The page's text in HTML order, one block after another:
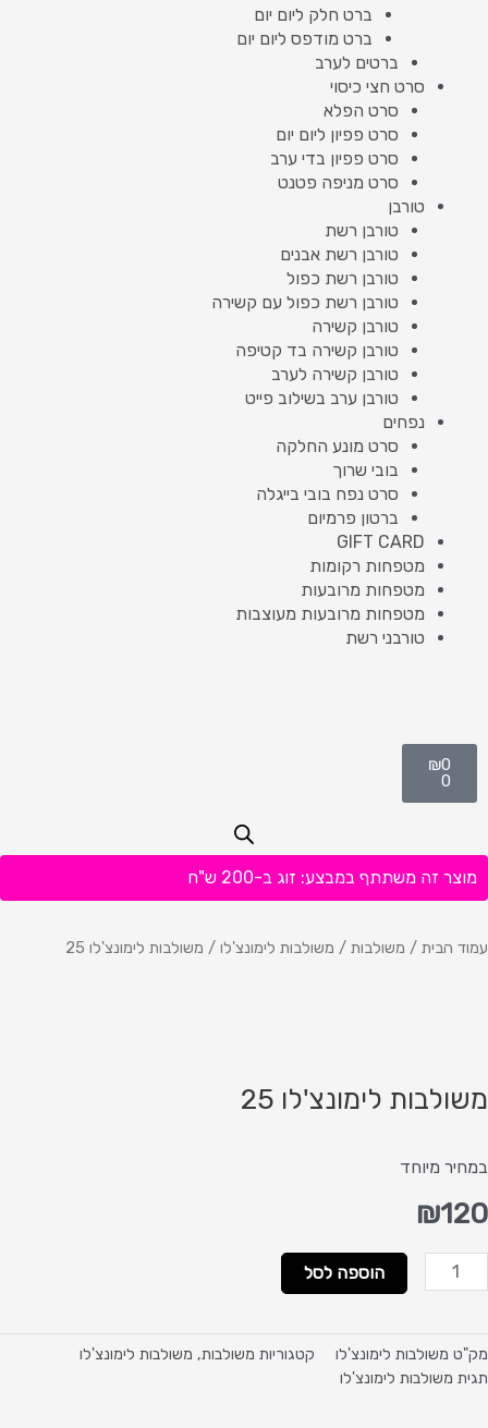
ברט חלק ליום יום
ברט מודפס ליום יום
ברטים לערב
סרט חצי כיסוי
סרט הפלא
סרט פפיון ליום יום
סרט פפיון בדי ערב
סרט מניפה פטנט
טורבן
טורבן רשת
טורבן רשת אבנים
טורבן רשת כפול
טורבן רשת כפול עם קשירה
טורבן קשירה
טורבן קשירה בד קטיפה
טורבן קשירה לערב
טורבן ערב בשילוב פייט
נפחים
סרט מונע החלקה
בובי שרוך
סרט נפח בובי בייגלה
ברטון פרמיום
GIFT CARD
מטפחות רקומות
מטפחות מרובעות
מטפחות מרובעות מעוצבות
טורבני רשת
₪0
0
קניות
מוצר זה משתתף במבצע: זוג ב-200 ש"ח
עמוד הבית / משולבות / משולבות לימונצ'לו / משולבות לימונצ'לו 25
משולבות לימונצ'לו 25
במחיר מיוחד
₪120
כמות
של
לימונצ'לו
25
הוספה לסל
מק"ט משולבות לימונצ'לו קטגוריות משולבות, משולבות לימונצ'לו
תגית משולבות לימונצ'לו